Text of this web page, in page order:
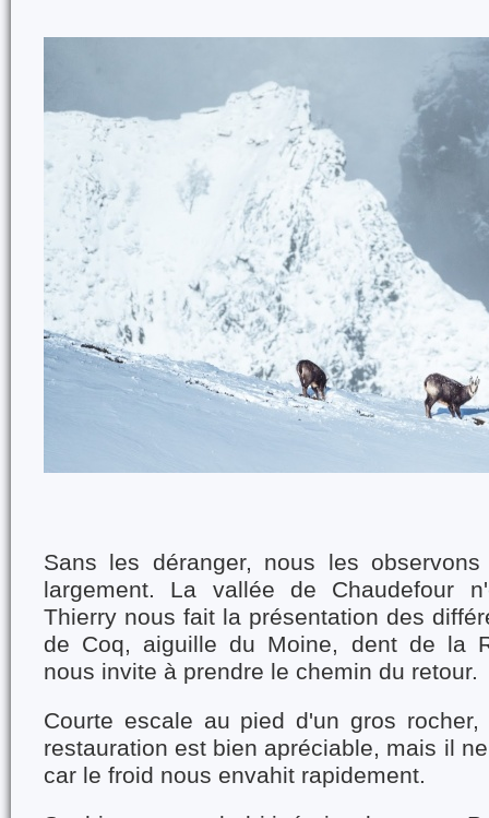
Sans les déranger, nous les
largement. La vallée de Chaudefour
Thierry nous fait la présentation des
de Coq, aiguille du Moine, dent de la
nous invite à prendre le chemin du retour.
Courte escale au pied d'un gros
restauration est bien apréciable, mais il
car le froid nous envahit rapidement.